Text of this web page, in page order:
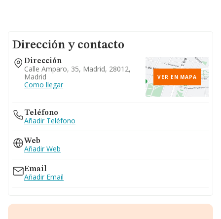
Dirección y contacto
Dirección
Calle Amparo, 35, Madrid, 28012,
Madrid
Como llegar
VER EN MAPA
Teléfono
Añadir Teléfono
Web
Añadir Web
Email
Añadir Email